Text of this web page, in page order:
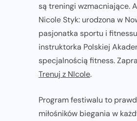
są treningi wzmacniające.
Nicole Styk: urodzona w
pasjonatka sportu i
instruktorka Polskiej
specjalnością fitness.
Trenuj z NIcole.
Program festiwalu to
miłośników biegania w